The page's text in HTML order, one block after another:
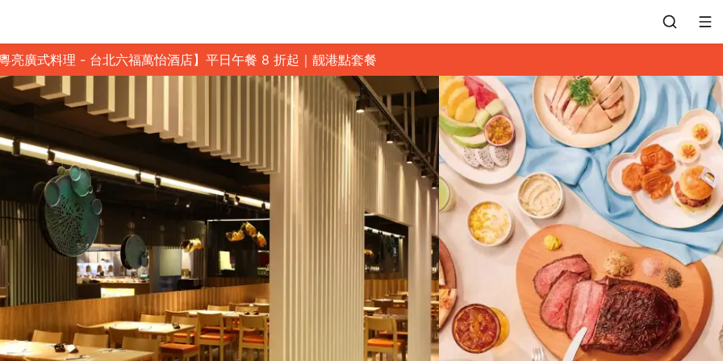
訂位紀錄
餐廳客服
常見問題
EZTABLE 禮物卡
餐廳合作
亮廣式料理 - 台北六福萬怡酒店】平日午餐 8 折起｜靓港點套餐